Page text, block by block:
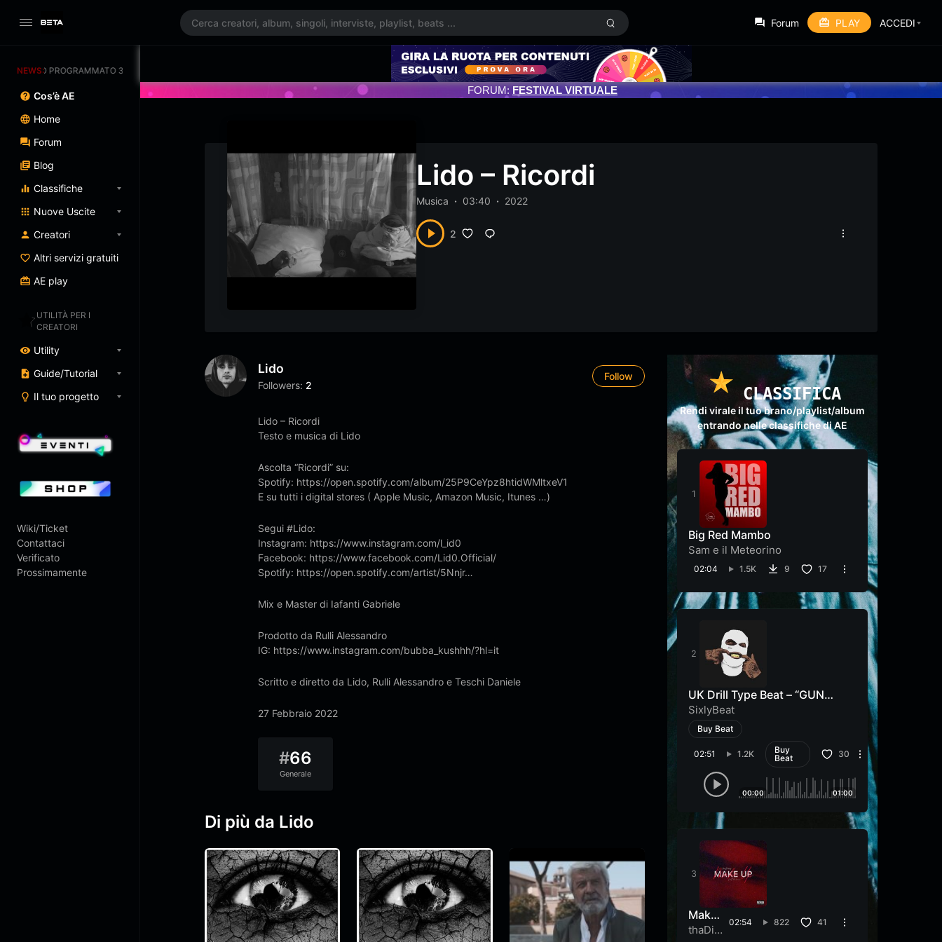
Forum PLAY ACCEDI
NEWS:
PROGRAMMATO 3/07/2025
Cos’è AE
Home
Forum
Blog
Classifiche
Nuove Uscite
Creatori
Altri servizi gratuiti
AE play
UTILITÀ PER I
CREATORI
Utility
Guide/Tutorial
Il tuo progetto
Wiki/Ticket
Contattaci
Verificato
Prossimamente
FORUM: FESTIVAL VIRTUALE
Lido – Ricordi
Musica 03:40 2022
2
Lido
Followers: 2
Follow
Lido – Ricordi
Testo e musica di Lido
Ascolta “Ricordi” su:
Spotify: https://open.spotify.com/album/25P9CeYpz8htidWMltxeV1
E su tutti i digital stores ( Apple Music, Amazon Music, Itunes …)
Segui #Lido:
Instagram: https://www.instagram.com/l_id0
Facebook: https://www.facebook.com/Lid0.Official/
Spotify: https://open.spotify.com/artist/5Nnjr…
Mix e Master di Iafanti Gabriele
Prodotto da Rulli Alessandro
IG: https://www.instagram.com/bubba_kushhh/?hl=it
Scritto e diretto da Lido, Rulli Alessandro e Teschi Daniele
27 Febbraio 2022
#66
Generale
Di più da Lido
CLASSIFICA
Rendi virale il tuo brano/playlist/album
entrando nelle classifiche di AE
Big Red Mambo
Sam e il Meteorino
02:04 1.5K 9 17
UK Drill Type Beat – “GUN
SHOT”
SixlyBeat
Buy Beat
02:51 1.2K
Buy
Beat
30
00:00 01:00
Make
Up
thaDib
02:54 822 41